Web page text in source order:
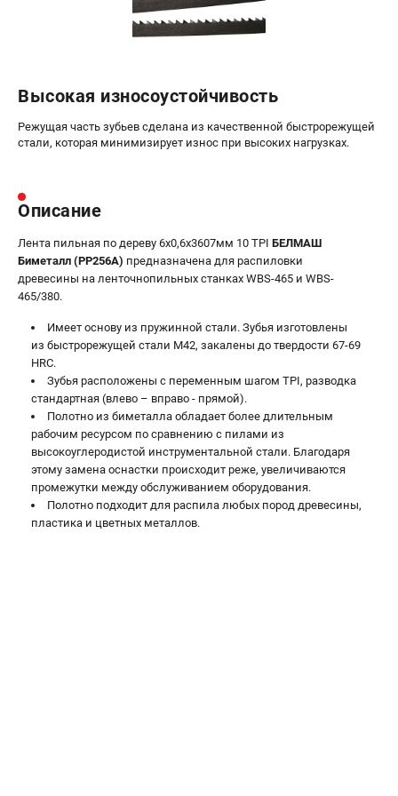
Валы строгальные
Патроны и переходники
Прижимные устройства
Рольганги-роликовые опоры
Цанги и зажимы
ПОЛЕЗНЫЕ СТАТЬИ
Характеристики токарных станков
Токарные "ДОПЫ"
Все о влажности древесины
ТЕЛЕФОН (САНКТ-ПЕТЕРБУРГ)
+7 (812) 317-66-20
Информация размещённая на сайте не является публичной
офертой
проспект Александровской Фермы, 29АЛ
8 (812) 317-66-20
Режим работы колл-центра:
пн-пт - с 9:00 до 18:00
сб - с 10:00 до 16:00
вс - выходной
zakaz@belmash-market.ru
Высокая износоустойчивость
Режущая часть зубьев сделана из качественной быстрорежущей
стали, которая минимизирует износ при высоких нагрузках.
Описание
Лента пильная по дереву 6х0,6х3607мм 10 TPI БЕЛМАШ
Биметалл (PP256A) предназначена для распиловки
древесины на ленточнопильных станках WBS-465 и WBS-
465/380.
Имеет основу из пружинной стали. Зубья изготовлены
из быстрорежущей стали М42, закалены до твердости 67-69
HRC.
Зубья расположены с переменным шагом TPI, разводка
стандартная (влево – вправо - прямой).
Полотно из биметалла обладает более длительным
рабочим ресурсом по сравнению с пилами из
высокоуглеродистой инструментальной стали. Благодаря
этому замена оснастки происходит реже, увеличиваются
промежутки между обслуживанием оборудования.
Полотно подходит для распила любых пород древесины,
пластика и цветных металлов.